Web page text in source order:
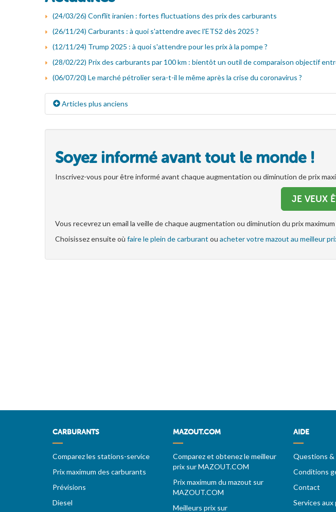
(24/03/26) Conflit iranien : fortes fluctuations des prix des carburants
(26/11/24) Carburants : à quoi s'attendre avec l'ETS2 dès 2025 ?
(12/11/24) Trump 2025 : à quoi s'attendre pour les prix à la pompe ?
(28/02/22) Prix des carburants par 100 km : bientôt un outil de comparaison objectif
(06/07/20) Le marché pétrolier sera-t-il le même après la crise du coronavirus ?
Articles plus anciens
Soyez informé avant tout le monde !
Inscrivez-vous pour être informé avant chaque augmentation ou diminution de prix
JE VEUX
Vous recevrez un email la veille de chaque augmentation ou diminution du prix
Choisissez ensuite où faire le plein de carburant ou acheter votre mazout au meilleur
CARBURANTS
Comparez les stations-service
Prix maximum des carburants
Prévisions
Diesel
MAZOUT.COM
Comparez et obtenez le meilleur
prix sur MAZOUT.COM
Prix maximum du mazout sur
MAZOUT.COM
Meilleurs prix sur
AIDE
Questions &
Conditions
Contact
Services